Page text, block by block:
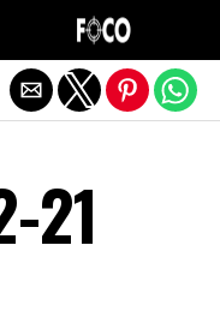
21
Salir de la versión móvil